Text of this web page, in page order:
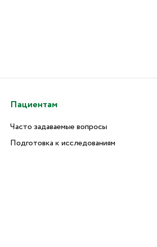
Пациентам
Часто задаваемые вопросы
Подготовка к исследованиям